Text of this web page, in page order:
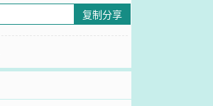
复制分享